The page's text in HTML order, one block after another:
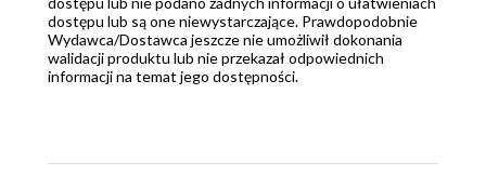
dostępu lub są one niewystarczające. Prawdopodobnie
Wydawca/Dostawca jeszcze nie umożliwił dokonania
walidacji produktu lub nie przekazał odpowiednich
informacji na temat jego dostępności.